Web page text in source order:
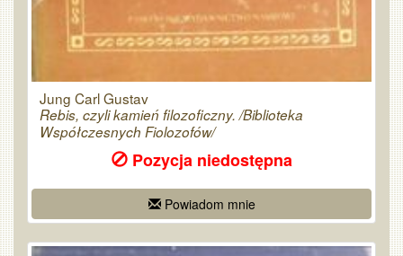
Jung Carl Gustav
Rebis, czyli kamień filozoficzny. /Biblioteka
Współczesnych Fiolozofów/
Pozycja niedostępna
Powiadom mnie